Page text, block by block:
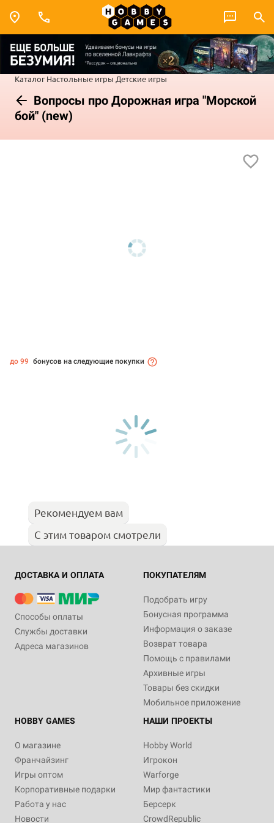
Каталог Настольные игры Детские игры
Вопросы про Дорожная игра "Морской
бой" (new)
до 99 бонусов на следующие покупки
Рекомендуем вам
С этим товаром смотрели
ДОСТАВКА И ОПЛАТА
Способы оплаты
Службы доставки
Адреса магазинов
ПОКУПАТЕЛЯМ
Подобрать игру
Бонусная программа
Информация о заказе
Возврат товара
Помощь с правилами
Архивные игры
Товары без скидки
Мобильное приложение
HOBBY GAMES
О магазине
Франчайзинг
Игры оптом
Корпоративные подарки
Работа у нас
Новости
НАШИ ПРОЕКТЫ
Hobby World
Игрокон
Warforge
Мир фантастики
Берсерк
CrowdRepublic